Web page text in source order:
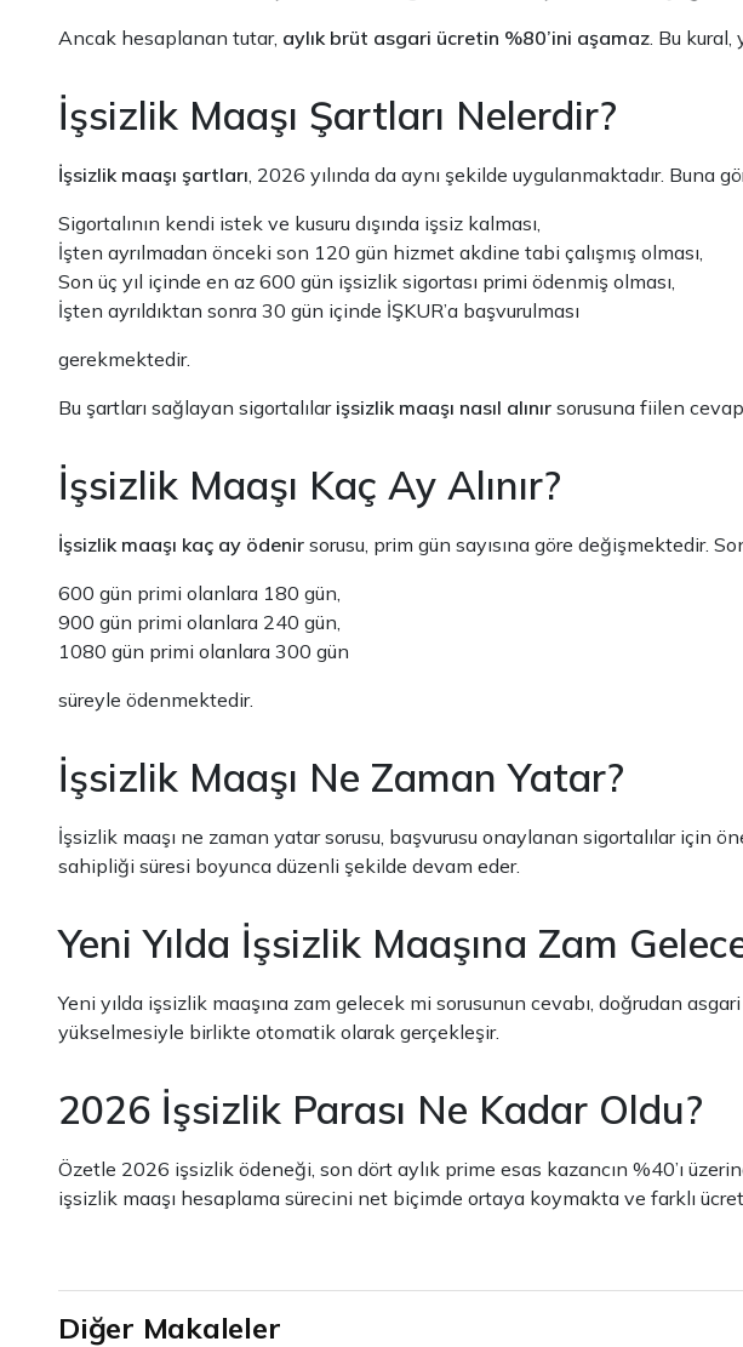
Ancak hesaplanan tutar, aylık brüt asgari ücretin %80’ini aşamaz . Bu
İşsizlik Maaşı Şartları Nelerdir?
İşsizlik maaşı şartları , 2026 yılında da aynı şekilde uygulanmaktadır.
Sigortalının kendi istek ve kusuru dışında işsiz kalması,
İşten ayrılmadan önceki son 120 gün hizmet akdine tabi çalışmış olması,
Son üç yıl içinde en az 600 gün işsizlik sigortası primi ödenmiş olması,
İşten ayrıldıktan sonra 30 gün içinde İŞKUR’a başvurulması
gerekmektedir.
Bu şartları sağlayan sigortalılar işsizlik maaşı nasıl alınır sorusuna fiilen
İşsizlik Maaşı Kaç Ay Alınır?
İşsizlik maaşı kaç ay ödenir sorusu, prim gün sayısına göre değişmektedir.
600 gün primi olanlara 180 gün,
900 gün primi olanlara 240 gün,
1080 gün primi olanlara 300 gün
süreyle ödenmektedir.
İşsizlik Maaşı Ne Zaman Yatar?
İşsizlik maaşı ne zaman yatar sorusu, başvurusu onaylanan sigortalılar için
sahipliği süresi boyunca düzenli şekilde devam eder.
Yeni Yılda İşsizlik Maaşına Zam
Yeni yılda işsizlik maaşına zam gelecek mi sorusunun cevabı, doğrudan
yükselmesiyle birlikte otomatik olarak gerçekleşir.
2026 İşsizlik Parası Ne Kadar Oldu?
Özetle 2026 işsizlik ödeneği, son dört aylık prime esas kazancın %40’ı
işsizlik maaşı hesaplama sürecini net biçimde ortaya koymakta ve farklı
Diğer Makaleler